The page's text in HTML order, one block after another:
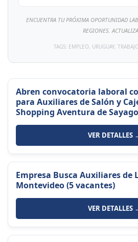
ENCUENTRA TU PRÓXIMA OPORTUNIDAD
REGIONES.
TAGS: EMPLEO, URUGUAY,
Abren convocatoria laboral
para Auxiliares de Salón y
Shopping Aventura de Sayago
VER DETALLES
Empresa Busca Auxiliares de
Montevideo (5 vacantes)
VER DETALLES